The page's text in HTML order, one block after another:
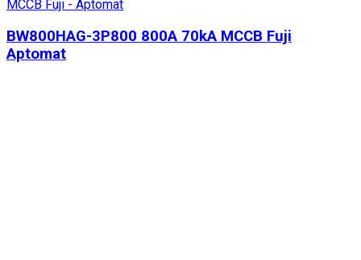
MCCB Fuji - Aptomat
BW800HAG-3P800 800A 70kA MCCB Fuji
Aptomat